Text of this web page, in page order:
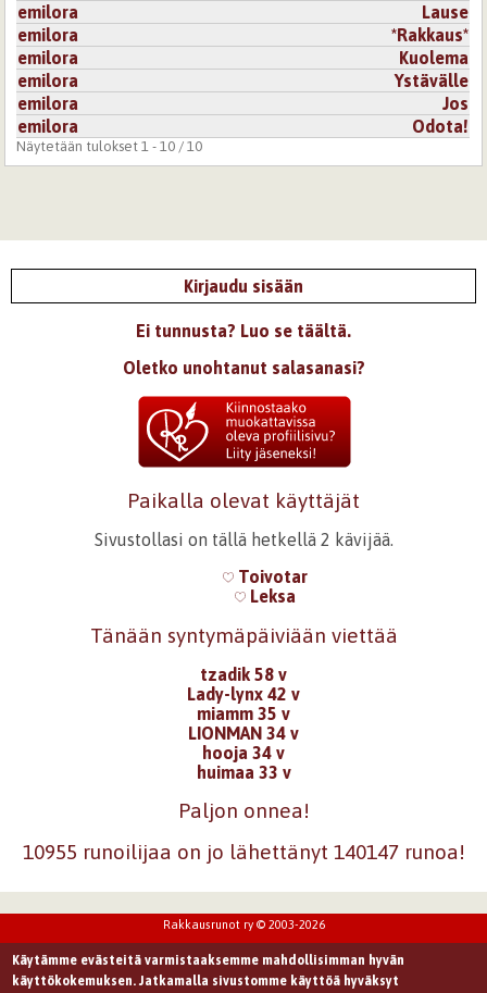
emilora
Lause
emilora
*Rakkaus*
emilora
Kuolema
emilora
Ystävälle
emilora
Jos
emilora
Odota!
Näytetään tulokset 1 - 10 / 10
Kirjaudu sisään
Ei tunnusta? Luo se täältä.
Oletko unohtanut salasanasi?
Paikalla olevat käyttäjät
Sivustollasi on tällä hetkellä 2 kävijää.
Toivotar
Leksa
Tänään syntymäpäiviään viettää
tzadik 58 v
Lady-lynx 42 v
miamm 35 v
LIONMAN 34 v
hooja 34 v
huimaa 33 v
Paljon onnea!
10955 runoilijaa on jo lähettänyt 140147 runoa!
Rakkausrunot ry © 2003-2026
Käytämme evästeitä varmistaaksemme mahdollisimman hyvän
käyttökokemuksen. Jatkamalla sivustomme käyttöä hyväksyt